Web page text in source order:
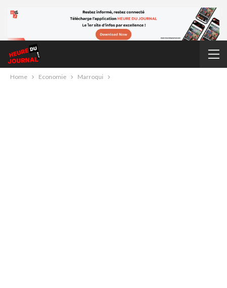
Home Economie Marroqui